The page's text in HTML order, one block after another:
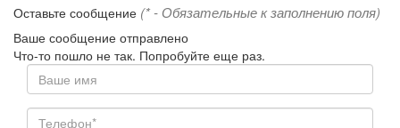
Оставьте сообщение (* - Обязательные к заполнению поля)
Ваше сообщение отправлено
Что-то пошло не так. Попробуйте еще раз.